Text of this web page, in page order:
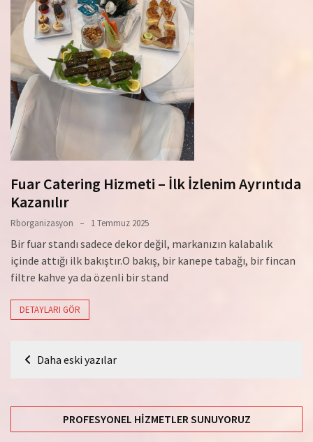
Fuar Catering Hizmeti – İlk İzlenim Ayrıntıda
Kazanılır
Rborganizasyon 1 Temmuz 2025
Bir fuar standı sadece dekor değil, markanızın kalabalık
içinde attığı ilk bakıştır.O bakış, bir kanepe tabağı, bir fincan
filtre kahve ya da özenli bir stand
DETAYLARI GÖR
YazıDaha eski yazılar
PROFESYONEL HIZMETLER SUNUYORUZ